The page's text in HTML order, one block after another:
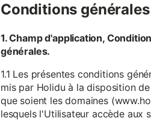
Conditions
1. Champ d'application,
générales.
1.1 Les présentes conditions
mis par Holidu à la disposition
que soient les domaines
lesquels l'Utilisateur accède aux